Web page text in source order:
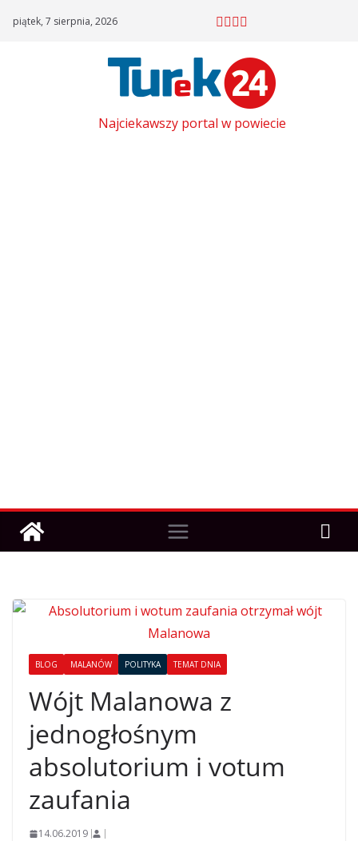
piątek, 7 sierpnia, 2026
Najciekawszy portal w powiecie
BLOG MALANÓW POLITYKA TEMAT DNIA
Wójt Malanowa z
jednogłośnym
absolutorium i votum
zaufania
14.06.2019